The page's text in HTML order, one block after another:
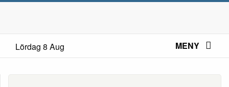
Lördag 8 Aug MENY